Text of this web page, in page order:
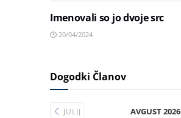
Imenovali so jo dvoje src
20/04/2024
Dogodki Članov
JULIJ AVGUST 2026